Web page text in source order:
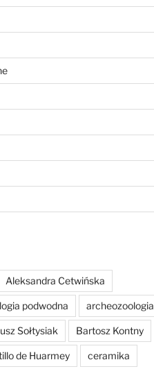
Aleksandra Cetwińska
podwodna archeozoologia
Sołtysiak Bartosz Kontny
de Huarmey ceramika